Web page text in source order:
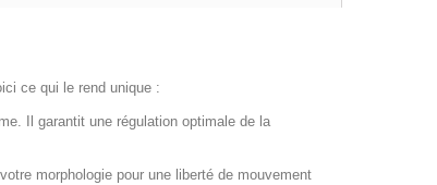
ce qui le rend unique :
Il garantit une régulation optimale de la
morphologie pour une liberté de mouvement